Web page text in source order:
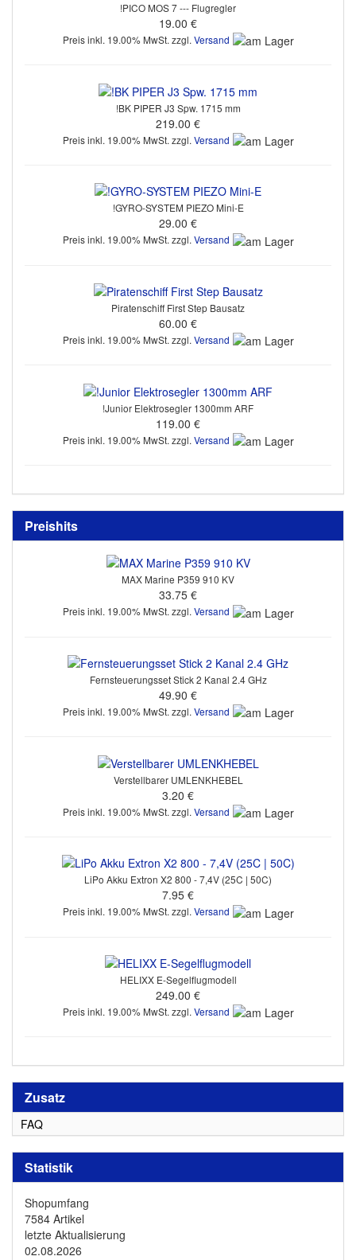
!PICO MOS 7 --- Flugregler
19.00 €
Preis inkl. 19.00% MwSt. zzgl. Versand
!BK PIPER J3 Spw. 1715 mm
219.00 €
Preis inkl. 19.00% MwSt. zzgl. Versand
!GYRO-SYSTEM PIEZO Mini-E
29.00 €
Preis inkl. 19.00% MwSt. zzgl.Versand
Piratenschiff First Step Bausatz
60.00 €
Preis inkl. 19.00% MwSt. zzgl. Versand
!Junior Elektrosegler 1300mm ARF
119.00 €
Preis inkl. 19.00% MwSt. zzgl. Versand
Preishits
MAX Marine P359 910 KV
33.75 €
Preis inkl. 19.00% MwSt. zzgl.Versand
Fernsteuerungsset Stick 2 Kanal 2.4 GHz
49.90 €
Preis inkl. 19.00% MwSt. zzgl. Versand
Verstellbarer UMLENKHEBEL
3.20 €
Preis inkl. 19.00% MwSt. zzgl. Versand
LiPo Akku Extron X2 800 - 7,4V (25C | 50C)
7.95 €
Preis inkl. 19.00% MwSt. zzgl. Versand
HELIXX E-Segelflugmodell
249.00 €
Preis inkl. 19.00% MwSt. zzgl. Versand
Zusatz
FAQ
Statistik
Shopumfang
7584 Artikel
letzte Aktualisierung
02.08.2026